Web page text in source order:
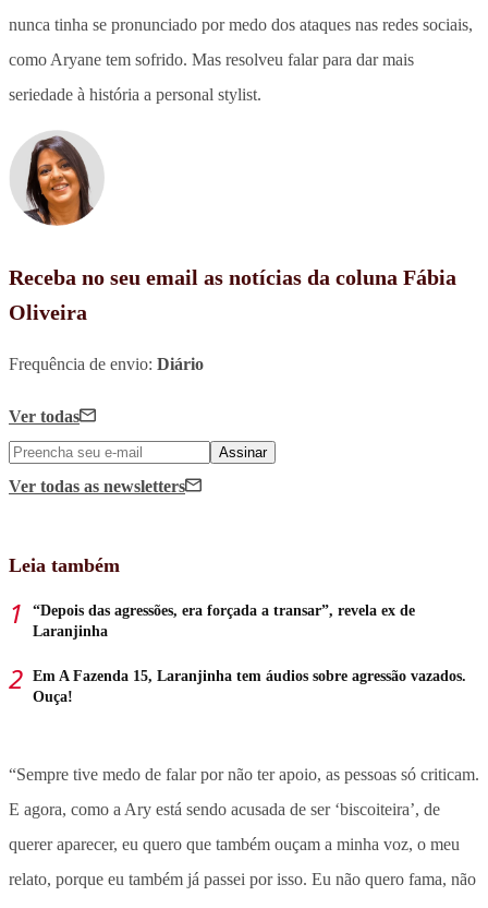
nunca tinha se pronunciado por medo dos ataques nas redes sociais,
como Aryane tem sofrido. Mas resolveu falar para dar mais
seriedade à história a personal stylist.
Receba no seu email as notícias da coluna Fábia
Oliveira
Frequência de envio: Diário
Ver todas
Assinar
Ver todas as newsletters
Leia também
“Depois das agressões, era forçada a transar”, revela ex de
Laranjinha
Em A Fazenda 15, Laranjinha tem áudios sobre agressão vazados.
Ouça!
“Sempre tive medo de falar por não ter apoio, as pessoas só criticam.
E agora, como a Ary está sendo acusada de ser ‘biscoiteira’, de
querer aparecer, eu quero que também ouçam a minha voz, o meu
relato, porque eu também já passei por isso. Eu não quero fama, não